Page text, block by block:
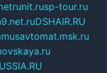
sp-tour.ru
DSHAIR.RU
musavtomat.msk.ru